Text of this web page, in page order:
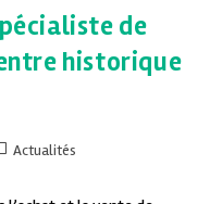
de
historique
Actualités